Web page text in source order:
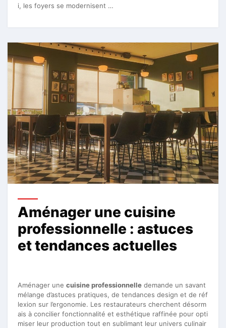
i, les foyers se modernisent …
Aménager une cuisine
professionnelle : astuces
et tendances actuelles
Aménager une cuisine professionnelle demande un savant
mélange d’astuces pratiques, de tendances design et de réf
lexion sur l’ergonomie. Les restaurateurs cherchent désorm
ais à concilier fonctionnalité et esthétique raffinée pour opti
miser leur production tout en sublimant leur univers culinair